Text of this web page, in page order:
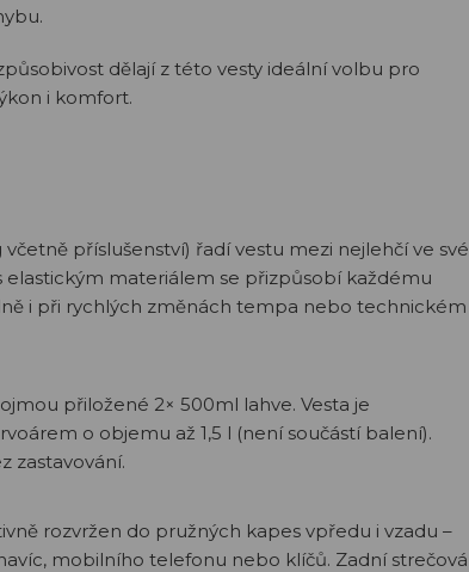
dělají z této vesty ideální volbu pro
i komfort.
příslušenství) řadí vestu mezi nejlehčí ve své
materiálem se přizpůsobí každému
i při rychlých změnách tempa nebo technickém
přiložené 2× 500ml lahve. Vesta je
o objemu až 1,5 l (není součástí balení).
zastavování.
rozvržen do pružných kapes vpředu i vzadu –
mobilního telefonu nebo klíčů. Zadní strečová